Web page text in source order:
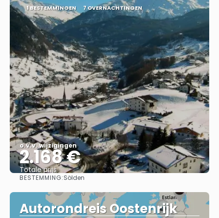
1 BESTEMMINGEN 7 OVERNACHTINGEN
o.v.v. wijzigingen
2.168 €
Totale prijs
BESTEMMING:Sölden
Autorondreis Oostenrijk